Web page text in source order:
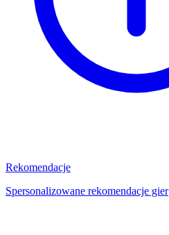
Rekomendacje
Spersonalizowane rekomendacje gier